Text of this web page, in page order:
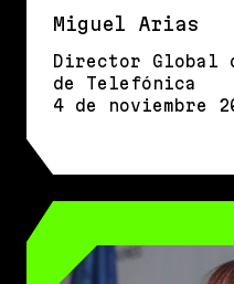
Miguel Arias
Director Global
de Telefónica
4 de noviembre